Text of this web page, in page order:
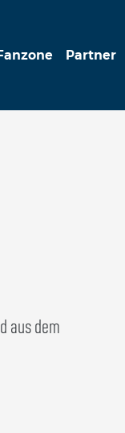
Partner
aus dem